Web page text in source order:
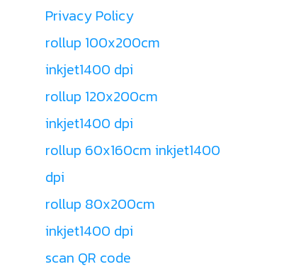
Privacy Policy
rollup 100x200cm
inkjet1400 dpi
rollup 120x200cm
inkjet1400 dpi
rollup 60x160cm inkjet1400
dpi
rollup 80x200cm
inkjet1400 dpi
scan QR code